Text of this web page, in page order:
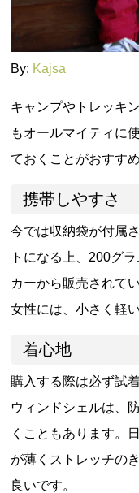
By: Kajsa
キャンプやトレッキ
もオールマイティに
ておくことがおすすめ
携帯しやすさ
今では収納袋が付属
トになる上、200グ
カーから販売されて
女性には、小さく軽
着心地
購入する際は必ず試
ウィンドシェルは、
くこともあります。
が薄くストレッチの
良いです。